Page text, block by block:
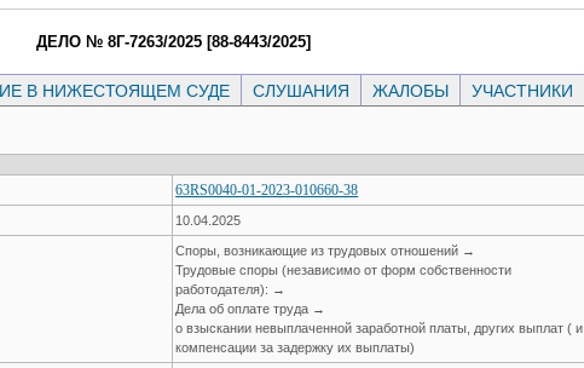
ДЕЛО № 8Г-7263/2025 [88-8443/2025]
В НИЖЕСТОЯЩЕМ СУДЕ СЛУШАНИЯ ЖАЛОБЫ УЧАСТНИКИ
63RS0040-01-2023-010660-38
10.04.2025
Споры, возникающие из трудовых отношений →
Трудовые споры (независимо от форм собственности
работодателя): →
Дела об оплате труда →
о взыскании невыплаченной заработной платы, других выплат ( и
компенсации за задержку их выплаты)